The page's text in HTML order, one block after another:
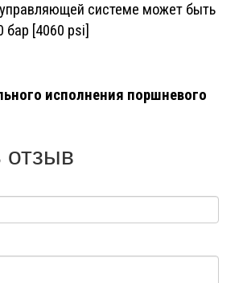
системе может быть
бар [4060 psi]
исполнения поршневого